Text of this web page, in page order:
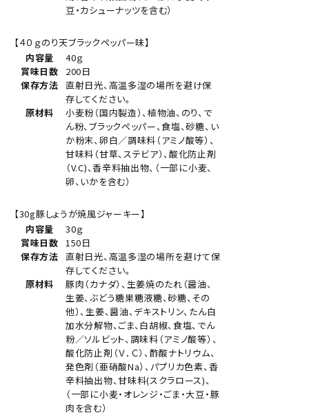
豆・カシューナッツを含む）
【４０ｇのり天ブラックペッパー味】
内容量
40ｇ
賞味日数
200日
保存方法 直射日光、高温多湿の場所を避け保
存してください。
原材料
小麦粉（国内製造）、植物油、のり、で
ん粉、ブラックペッパー、食塩、砂糖、い
か粉末、卵白／調味料（アミノ酸等）、
甘味料（甘草、ステビア）、酸化防止剤
（V.C)、香辛料抽出物、（一部に小麦、
卵、いかを含む）
【30g豚しょうが焼風ジャーキー】
内容量
30ｇ
賞味日数
150日
保存方法 直射日光、高温多湿の場所を避けて保
存してください。
原材料
豚肉（カナダ）、生姜焼のたれ（醤油、
生姜、ぶどう糖果糖液糖、砂糖、その
他）、生姜、醤油、デキストリン、たん白
加水分解物、ごま、白胡椒、食塩、でん
粉／ソルビット、調味料（アミノ酸等）、
酸化防止剤（Ｖ．Ｃ）、酢酸ナトリウム、
発色剤（亜硝酸Na）、パプリカ色素、香
辛料抽出物、甘味料(スクラロース)、
（一部に小麦・オレンジ・ごま・大豆・豚
肉を含む）